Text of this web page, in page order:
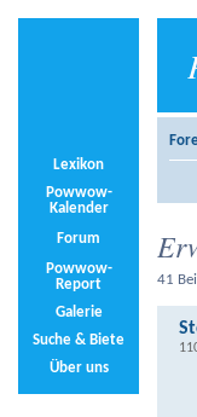
Lexikon
Powwow-
Kalender
Forum
Powwow-
Report
Galerie
Suche & Biete
Über uns
41